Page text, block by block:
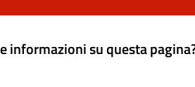
informazioni su questa